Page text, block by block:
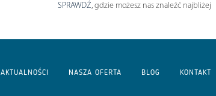
SPRAWDŹ, gdzie możesz nas znaleźć najbliżej
AKTUALNOŚCI NASZA OFERTA BLOG KONTAKT